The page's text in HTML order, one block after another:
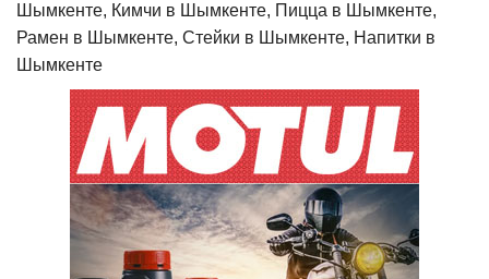
Шымкенте, Кимчи в Шымкенте, Пицца в Шымкенте,
Рамен в Шымкенте, Стейки в Шымкенте, Напитки в
Шымкенте